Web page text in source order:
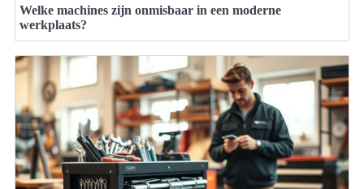
Welke machines zijn onmisbaar in een moderne
werkplaats?